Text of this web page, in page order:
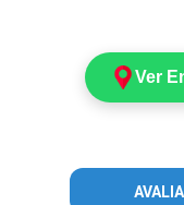
Ver